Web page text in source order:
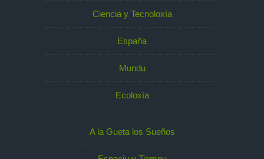
Ciencia y Tecnoloxía
España
Mundu
Ecoloxía
A la Gueta los Sueños